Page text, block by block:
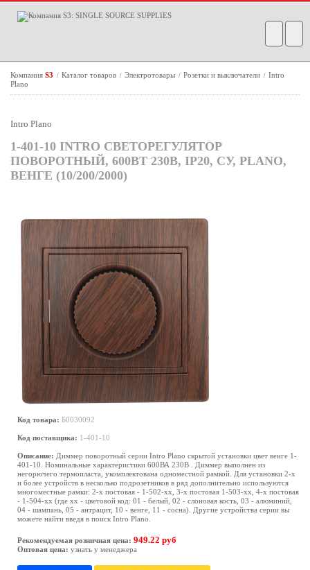
Компания S3 / Каталог товаров / Электротовары / Розетки и выключатели / Intro
Plano
Intro Plano
1-401-10 INTRO СВЕТОРЕГУЛЯТОР
ПОВОРОТНЫЙ, 600ВТ 230В, IP20, СУ, PLANO,
ВЕНГЕ (10/200/2000)
Код товара: Б0030092
Код поставщика: 1-401-10
Описание: Диммер поворотный серии Intro Plano скрытой установки цвет венге 1-
401-10. Номинальные характеристики 600ВА 230В . Диммер выполнен из
негорючего термопласта, укомплектована одноместной рамкой. Для установки 2-х
и более устройств в несколько подрозетников в ряд дополнительно используются
многоместные рамки: 2-х постовая - 1-502-хх, 3-х постовая 1-503-хх, 4-х постовая
- 1-504-хх (где хх - цветовой код: 01 - белый, 02 - слоновая кость, 03 - алюминий,
04 - шампань, 05 - антрацит, 10 - венге, 11 - сосна). Другие устройства серии вы
можете найти введя в поиск Intro Plano.
Рекомендуемая розничная цена: 949.22 руб
Оптовая цена: узнать у менеджера